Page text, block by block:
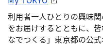
利用者一人ひとりの興味
をお届けするとともに、
なでつくる」東京都の公式